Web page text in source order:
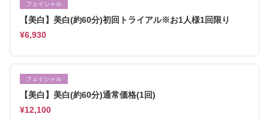
フェイシャル
【美白】美白(約60分)初回トライアル※お1人様1回限り
¥6,930
フェイシャル
【美白】美白(約60分)通常価格(1回)
¥12,100